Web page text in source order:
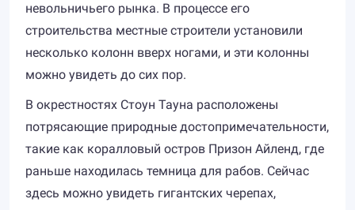
невольничьего рынка. В процессе его
строительства местные строители установили
несколько колонн вверх ногами, и эти колонны
можно увидеть до сих пор.
В окрестностях Стоун Тауна расположены
потрясающие природные достопримечательности,
такие как коралловый остров Призон Айленд, где
раньше находилась темница для рабов. Сейчас
здесь можно увидеть гигантских черепах,